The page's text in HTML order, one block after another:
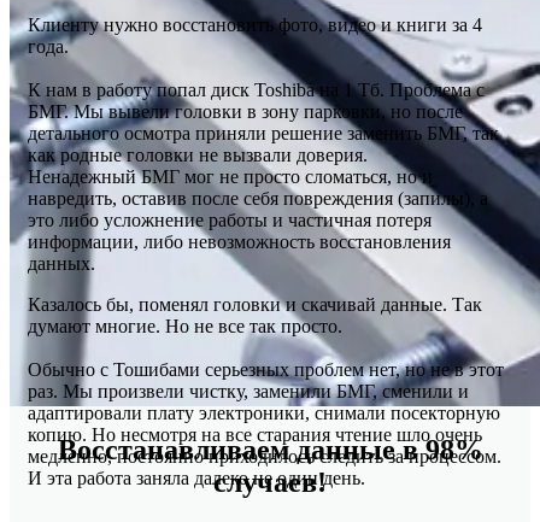
Восстанавливаем данные в 98%
случаев!
Клиенту нужно восстановить фото, видео и книги за 4
года.
К нам в работу попал диск Toshiba на 1 Тб. Проблема с
БМГ. Мы вывели головки в зону парковки, но после
детального осмотра приняли решение заменить БМГ, так
как родные головки не вызвали доверия.
Ненадежный БМГ мог не просто сломаться, но и
навредить, оставив после себя повреждения (запилы), а
это либо усложнение работы и частичная потеря
информации, либо невозможность восстановления
данных.
Казалось бы, поменял головки и скачивай данные. Так
думают многие. Но не все так просто.
Обычно с Тошибами серьезных проблем нет, но не в этот
раз. Мы произвели чистку, заменили БМГ, сменили и
адаптировали плату электроники, снимали посекторную
копию. Но несмотря на все старания чтение шло очень
медленно, постоянно приходилось следить за процессом.
И эта работа заняла далеко не один день.